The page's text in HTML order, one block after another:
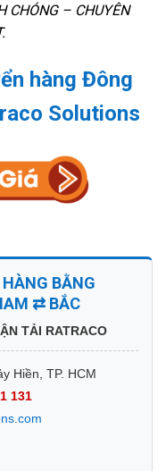
– CHUYÊN
hàng Đông
Solutions
BẰNG
⇄ BẮC
TẢI RATRACO
Hiền, TP. HCM
131